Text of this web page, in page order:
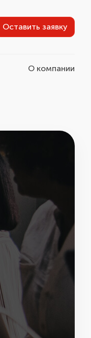
Оставить заявку
О компании